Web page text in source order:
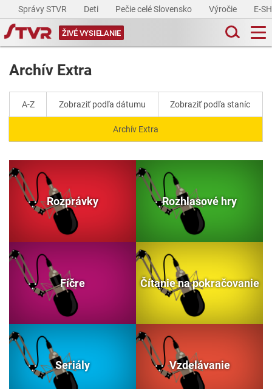
Správy STVR Deti Pečie celé Slovensko Výročie E-
ŽIVÉ VYSIELANIE
Archív Extra
A-Z Zobraziť podľa dátumu Zobraziť podľa staníc
Archív Extra
Rozprávky Rozhlasové hry
Fíčre Čítanie na pokračovanie
Seriály Vzdelávanie